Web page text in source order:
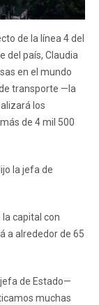
de la línea 4 del
del país, Claudia
en el mundo
transporte —la
los
de 4 mil 500
la jefa de
la capital con
a alrededor de 65
de Estado—
muchas